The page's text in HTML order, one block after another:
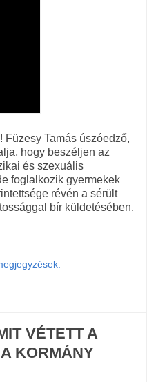
Füzesy Tamás úszóedző,
hogy beszéljen az
és szexuális
foglalkozik gyermekek
révén a sérült
bír küldetésében.
VÉTETT A
KORMÁNY